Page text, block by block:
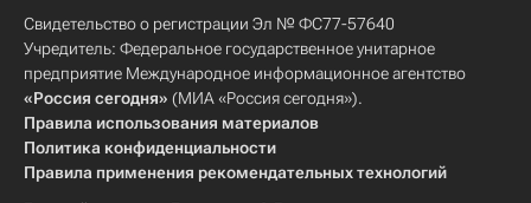
Свидетельство о регистрации Эл № ФС77-57640
Учредитель: Федеральное государственное унитарное
предприятие Международное информационное агентство
«Россия сегодня» (МИА «Россия сегодня»).
Правила использования материалов
Политика конфиденциальности
Правила применения рекомендательных технологий